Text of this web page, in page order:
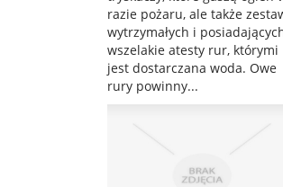
razie pożaru, ale także
wytrzymałych i
wszelakie atesty rur, którymi
jest dostarczana woda. Owe
rury powinny...